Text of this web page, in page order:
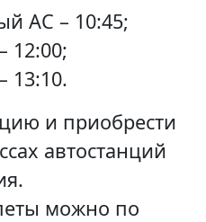
АС – 10:45;
12:00;
13:10.
и приобрести
автостанций
можно по